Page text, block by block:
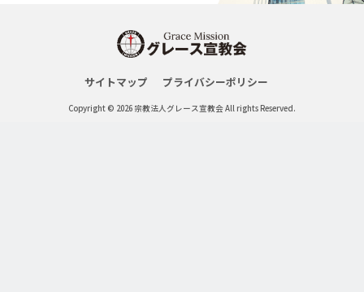
サイトマップ プライバシーポリシー
Copyright © 2026 宗教法人グレース宣教会 All rights Reserved.